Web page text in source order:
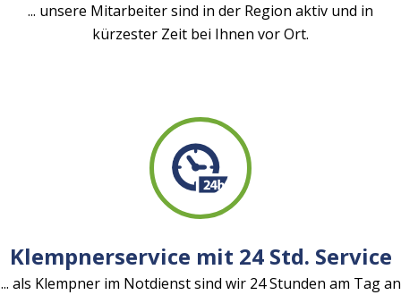
... unsere Mitarbeiter sind in der Region aktiv und in
kürzester Zeit bei Ihnen vor Ort.
Klempnerservice mit 24 Std. Service
... als Klempner im Notdienst sind wir 24 Stunden am Tag an